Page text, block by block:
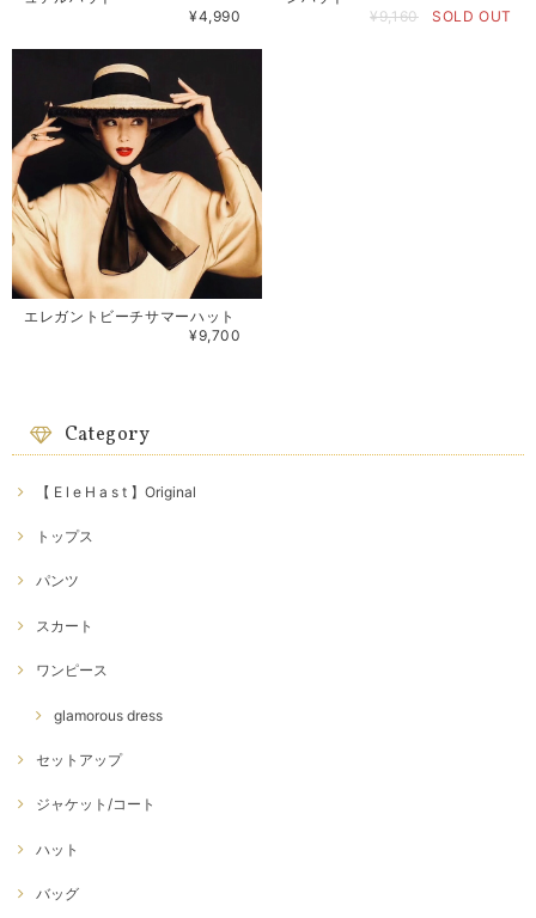
¥4,990
¥9,160
SOLD OUT
エレガントビーチサマーハット
¥9,700
Category
【 E l e H a s t 】Original
トップス
パンツ
スカート
ワンピース
glamorous dress
セットアップ
ジャケット/コート
ハット
バッグ